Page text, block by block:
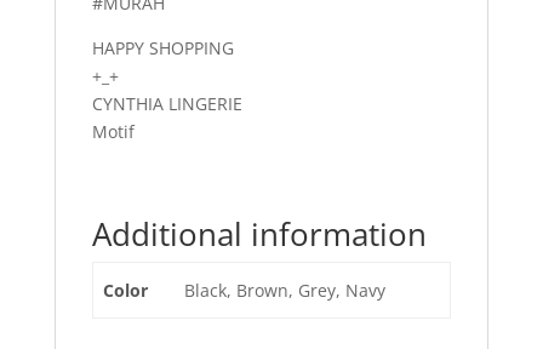
HAPPY SHOPPING
+_+
CYNTHIA LINGERIE
Motif
Additional information
Color Black, Brown, Grey, Navy